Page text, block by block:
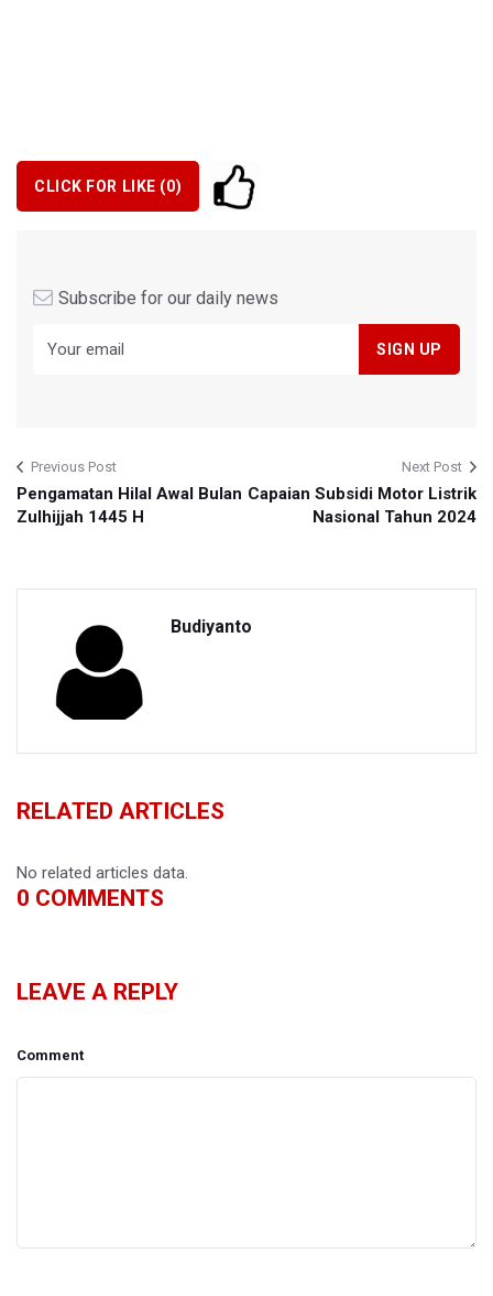
CLICK FOR LIKE (0)
Subscribe for our daily news
Previous Post
Pengamatan Hilal Awal Bulan
Zulhijjah 1445 H
Next Post
Capaian Subsidi Motor Listrik
Nasional Tahun 2024
Budiyanto
RELATED ARTICLES
No related articles data.
0 COMMENTS
LEAVE A REPLY
Comment